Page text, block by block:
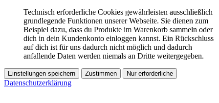
Technisch erforderliche Cookies gewährleisten ausschließlich
grundlegende Funktionen unserer Webseite. Sie dienen zum
Beispiel dazu, dass du Produkte im Warenkorb sammeln oder
dich in dein Kundenkonto einloggen kannst. Ein Rückschluss
auf dich ist für uns dadurch nicht möglich und dadurch
anfallende Daten werden niemals an Dritte weitergegeben.
Einstellungen speichern Zustimmen Nur erforderliche
Datenschutzerklärung